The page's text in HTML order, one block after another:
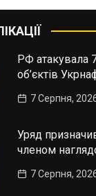
РФ атакувала
об’єктів
7 Серпня,
Уряд
членом
7 Серпня,